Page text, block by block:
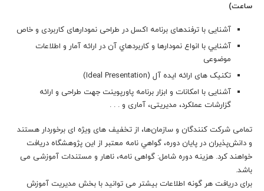
ساعت)
آشنایی با ترفندهای برنامه اکسل در طراحی نمودارهای کاربردی و خاص
آشنايي با انواع نمودارها و كاربردهاي آن در ارائه آمار و اطلاعات
موضوعی
تکنیک های ارائه ایده آل (Ideal Presentation)
آشنایی با امکانات و ابزار برنامه پاورپوینت جهت طراحی و ارائه
گزارشات عملکرد، مدیریتی، آماری و . . .
تمامی شرکت کنندگان و سازمان‌ها، از تخفيف های ویژه ای برخوردار هستند
و دانش‌پذيران در پايان دوره، گواهي نامه معتبر از این پژوهشگاه دریافت
خواهند کرد. هزینه دوره شامل: گواهی نامه، ناهار و مستندات آموزشی می
باشد.
برای دریافت هر گونه اطلاعات بیشتر می توانید با بخش مدیریت آموزش